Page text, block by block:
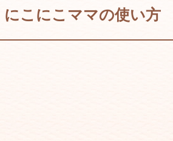
にこにこママの使い方